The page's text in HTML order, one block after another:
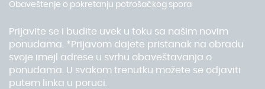
Obaveštenje o pokretanju potrošačkog spora
Prijavite se i budite uvek u toku sa našim novim
ponudama. *Prijavom dajete pristanak na obradu
svoje imejl adrese u svrhu obaveštavanja o
ponudama. U svakom trenutku možete se odjaviti
putem linka u poruci.